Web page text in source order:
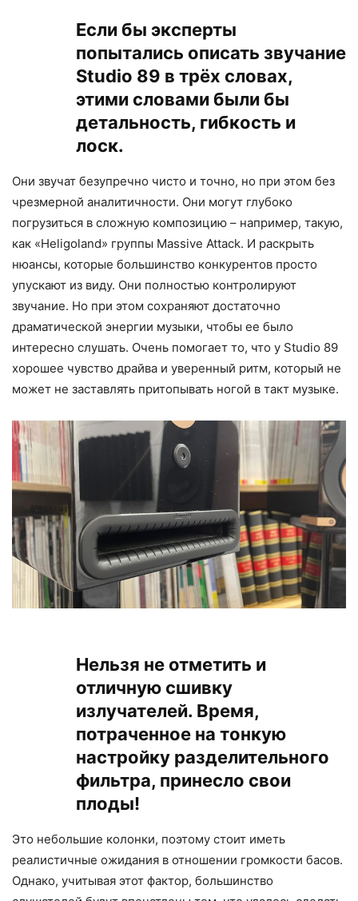
Если бы эксперты
попытались описать звучание
Studio 89 в трёх словах,
этими словами были бы
детальность, гибкость и
лоск.
Они звучат безупречно чисто и точно, но при этом без
чрезмерной аналитичности. Они могут глубоко
погрузиться в сложную композицию – например, такую,
как «Heligoland» группы Massive Attack. И раскрыть
нюансы, которые большинство конкурентов просто
упускают из виду. Они полностью контролируют
звучание. Но при этом сохраняют достаточно
драматической энергии музыки, чтобы ее было
интересно слушать. Очень помогает то, что у Studio 89
хорошее чувство драйва и уверенный ритм, который не
может не заставлять притопывать ногой в такт музыке.
Нельзя не отметить и
отличную сшивку
излучателей. Время,
потраченное на тонкую
настройку разделительного
фильтра, принесло свои
плоды!
Это небольшие колонки, поэтому стоит иметь
реалистичные ожидания в отношении громкости басов.
Однако, учитывая этот фактор, большинство